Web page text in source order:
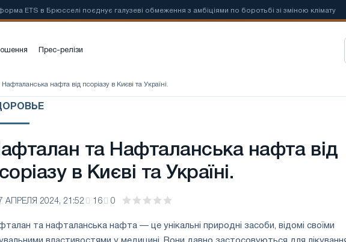
ETS в Брюсселі поєднує галузеві обмеження з амбіціями по боротьбі зі зміною клімату
Прес-релізи
нафта від псоріазу в Києві та Україні.
та Нафталанська нафта від
в Києві та Україні.
7 АПРЕЛЯ 2024, 21:52 16 0
та нафталанська нафта — це унікальні природні засоби, відомі своїми